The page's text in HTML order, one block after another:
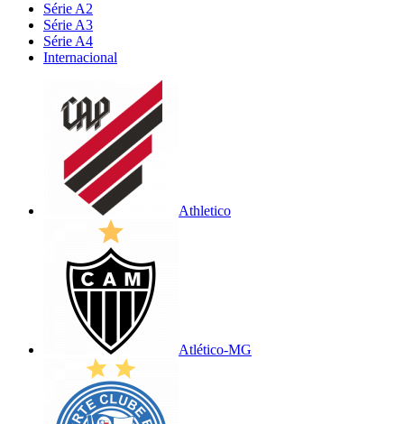
Série A2
Série A3
Série A4
Internacional
Athletico
Atlético-MG